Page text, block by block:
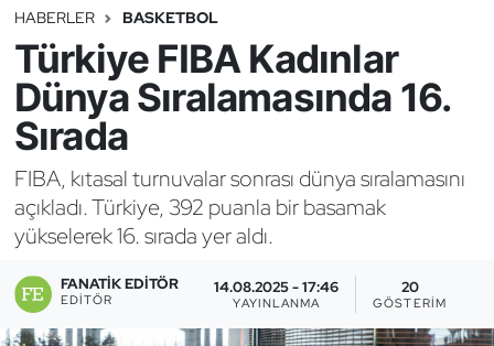
HABERLER BASKETBOL
Türkiye FIBA Kadınlar
Dünya Sıralamasında 16.
Sırada
FIBA, kıtasal turnuvalar sonrası dünya sıralamasını
açıkladı. Türkiye, 392 puanla bir basamak
yükselerek 16. sırada yer aldı.
FANATIK EDITÖR
EDITÖR
14.08.2025 - 17:46
YAYINLANMA
20
GÖSTERIM
Binicilik
Bisiklet
Boks
Briç
Buz Hokeyi